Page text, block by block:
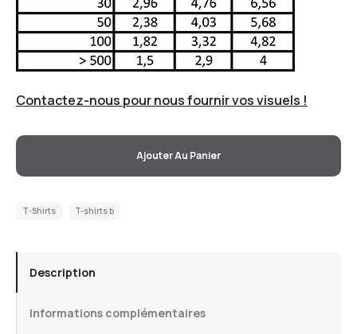
Contactez-nous pour nous fournir vos visuels !
Ajouter Au Panier
T-Shirts T-shirts b
Description
Informations complémentaires